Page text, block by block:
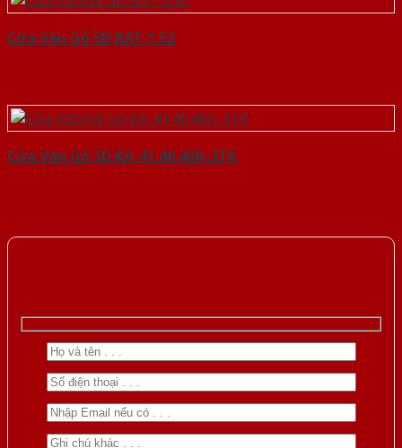
Cửa Vân Gỗ 5D KAT-1.52
Cửa Vân Gỗ 5D KA-41.40.40A-3TK